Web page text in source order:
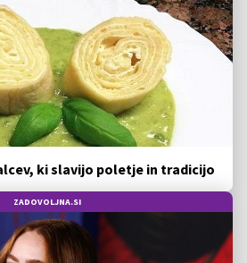
ki slavijo poletje in tradicijo
ZADOVOLJNA.SI